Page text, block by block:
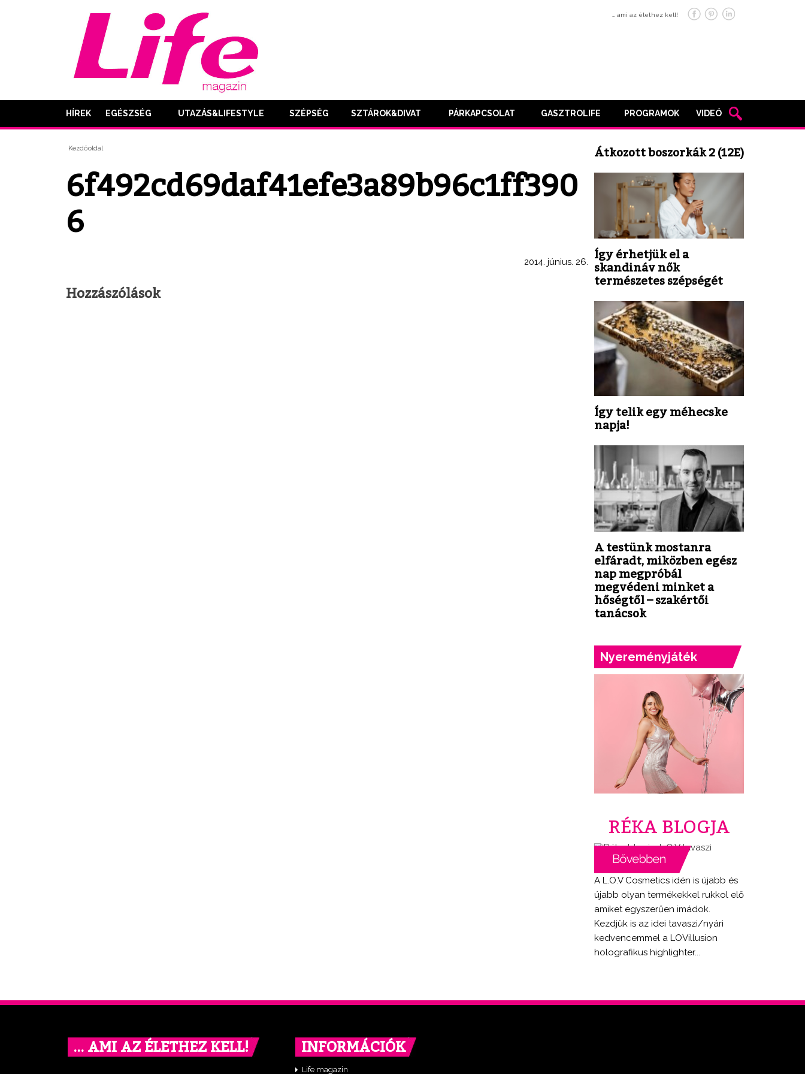
… ami az élethez kell!
HÍREK EGÉSZSÉG UTAZÁS&LIFESTYLE SZÉPSÉG SZTÁROK&DIVAT PÁRKAPCSOLAT GASZTROLIFE PROGRAMOK VIDEÓ
Kezdőoldal
6f492cd69daf41efe3a89b96c1ff390
6
2014. június. 26.
Hozzászólások
Átkozott boszorkák 2 (12E)
Így érhetjük el a
skandináv nők
természetes szépségét
Így telik egy méhecske
napja!
A testünk mostanra
elfáradt, miközben egész
nap megpróbál
megvédeni minket a
hőségtől – szakértői
tanácsok
Nyereményjáték
RÉKA BLOGJA
A L.O.V Cosmetics idén is újabb és
újabb olyan termékekkel rukkol elő
amiket egyszerűen imádok.
Kezdjük is az idei tavaszi/nyári
kedvencemmel a LOVillusion
holografikus highlighter...
… AMI AZ ÉLETHEZ KELL! INFORMÁCIÓK
Life magazin